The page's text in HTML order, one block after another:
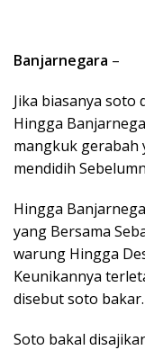
Banjarnegara –
Jika biasanya
Hingga
mangkuk gerabah
mendidih
Hingga
yang Bersama
warung Hingga
Keunikannya
disebut soto bakar.
Soto bakal